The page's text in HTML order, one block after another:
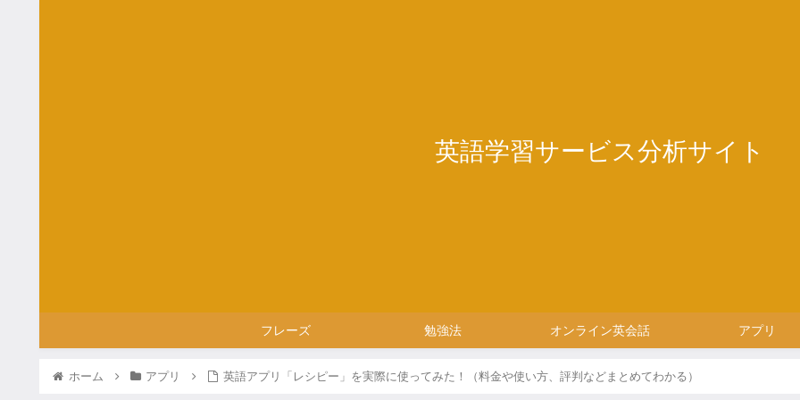
英語学習サービス分析サイト
フレーズ 勉強法 オンライン英会話 アプリ
ホーム アプリ 英語アプリ「レシピー」を実際に使ってみた！（料金や使い方、評判などまとめてわかる）